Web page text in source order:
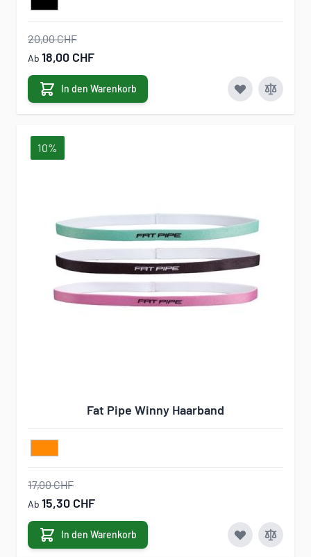
20,00 CHF
Ab 18,00 CHF
In den Warenkorb
10%
Fat Pipe Winny Haarband
17,00 CHF
Ab 15,30 CHF
In den Warenkorb